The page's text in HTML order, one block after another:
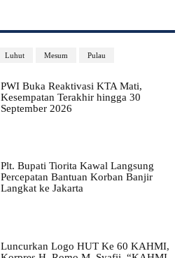
Luhut Mesum Pulau
PWI Buka Reaktivasi KTA Mati,
Kesempatan Terakhir hingga 30
September 2026
Plt. Bupati Tiorita Kawal Langsung
Percepatan Bantuan Korban Banjir
Langkat ke Jakarta
Luncurkan Logo HUT Ke 60 KAHMI,